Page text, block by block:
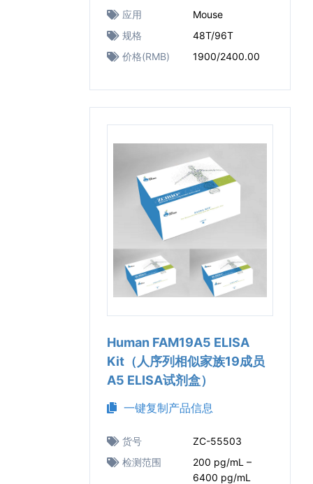
应用
Mouse
规格
48T/96T
价格(RMB)
1900/2400.00
Human FAM19A5 ELISA
Kit（人序列相似家族19成员
A5 ELISA试剂盒）
一键复制产品信息
货号
ZC-55503
检测范围
200 pg/mL –
6400 pg/mL